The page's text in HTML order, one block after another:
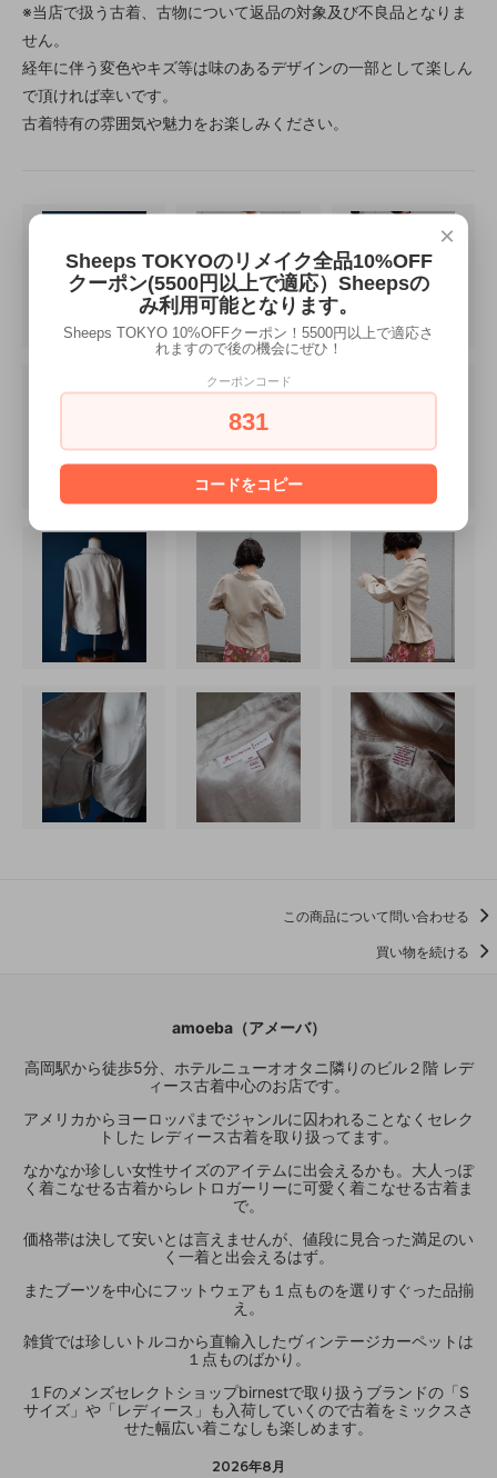
※当店で扱う古着、古物について返品の対象及び不良品となりま
せん。
経年に伴う変色やキズ等は味のあるデザインの一部として楽しん
で頂ければ幸いです。
古着特有の雰囲気や魅力をお楽しみください。
この商品について問い合わせる
買い物を続ける
amoeba（アメーバ）
高岡駅から徒歩5分、ホテルニューオオタニ隣りのビル２階 レデ
ィース古着中心のお店です。
アメリカからヨーロッパまでジャンルに囚われることなくセレク
トした レディース古着を取り扱ってます。
なかなか珍しい女性サイズのアイテムに出会えるかも。大人っぽ
く着こなせる古着からレトロガーリーに可愛く着こなせる古着ま
で。
価格帯は決して安いとは言えませんが、値段に見合った満足のい
く一着と出会えるはず。
またブーツを中心にフットウェアも１点ものを選りすぐった品揃
え。
雑貨では珍しいトルコから直輸入したヴィンテージカーペットは
１点ものばかり。
１Fのメンズセレクトショップbirnestで取り扱うブランドの「S
サイズ」や「レディース」も入荷していくので古着をミックスさ
せた幅広い着こなしも楽しめます。
2026年8月
×
Sheeps TOKYOのリメイク全品10%OFF
クーポン(5500円以上で適応）Sheepsの
み利用可能となります。
Sheeps TOKYO 10%OFFクーポン！5500円以上で適応さ
れますので後の機会にぜひ！
クーポンコード
831
コードをコピー